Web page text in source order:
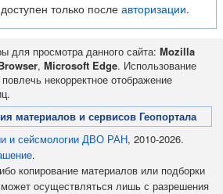
только после авторизации.
для просмотра данного сайта: Mozilla
, Microsoft Edge. Использование
некорректное отображение
материалов и сервисов Геопортала
и сейсмологии ДВО РАН, 2010-2026.
.
копирование материалов или подборки
осуществляться лишь с разрешения